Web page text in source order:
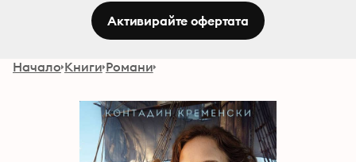
Активирайте офертата
Начало Книги Романи